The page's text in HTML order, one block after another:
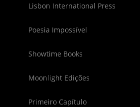
Lisbon International Press
Poesia Impossível
Showtime Books
Moonlight Edições
Primeiro Capítulo